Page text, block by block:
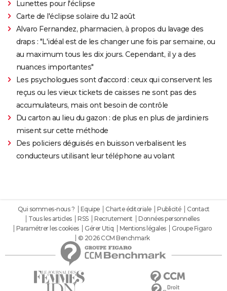
Lunettes pour l'éclipse
Carte de l'éclipse solaire du 12 août
Alvaro Fernandez, pharmacien, à propos du lavage des
draps : "L'idéal est de les changer une fois par semaine, ou
au maximum tous les dix jours. Cependant, il y a des
nuances importantes"
Les psychologues sont d'accord : ceux qui conservent les
reçus ou les vieux tickets de caisses ne sont pas des
accumulateurs, mais ont besoin de contrôle
Du carton au lieu du gazon : de plus en plus de jardiniers
misent sur cette méthode
Des policiers déguisés en buisson verbalisent les
conducteurs utilisant leur téléphone au volant
Qui sommes-nous ? Equipe Charte éditoriale Publicité
Contact
Tous les articles
RSS Recrutement
Données personnelles
Paramétrer les cookies
Gérer Utiq Mentions légales
Groupe Figaro
© 2026 CCM Benchmark